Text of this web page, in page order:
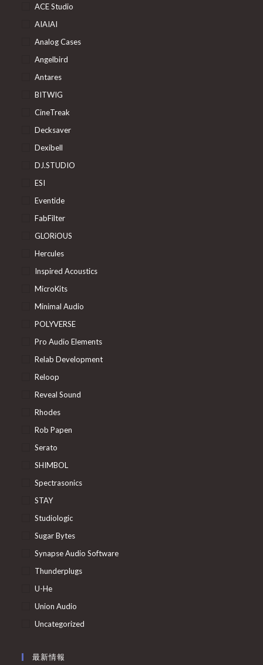
ACE Studio
AIAIAI
Analog Cases
Angelbird
Antares
BITWIG
CineTreak
Decksaver
Dexibell
DJ.STUDIO
ESI
Eventide
FabFilter
GLORiOUS
Hercules
Inspired Acoustics
MicroKits
Minimal Audio
POLYVERSE
Pro Audio Elements
Relab Development
Reloop
Reveal Sound
Rhodes
Rob Papen
Serato
SHIMBOL
Spectrasonics
STAY
Studiologic
Sugar Bytes
Synapse Audio Software
Thunderplugs
U-He
Union Audio
Uncategorized
最新情報